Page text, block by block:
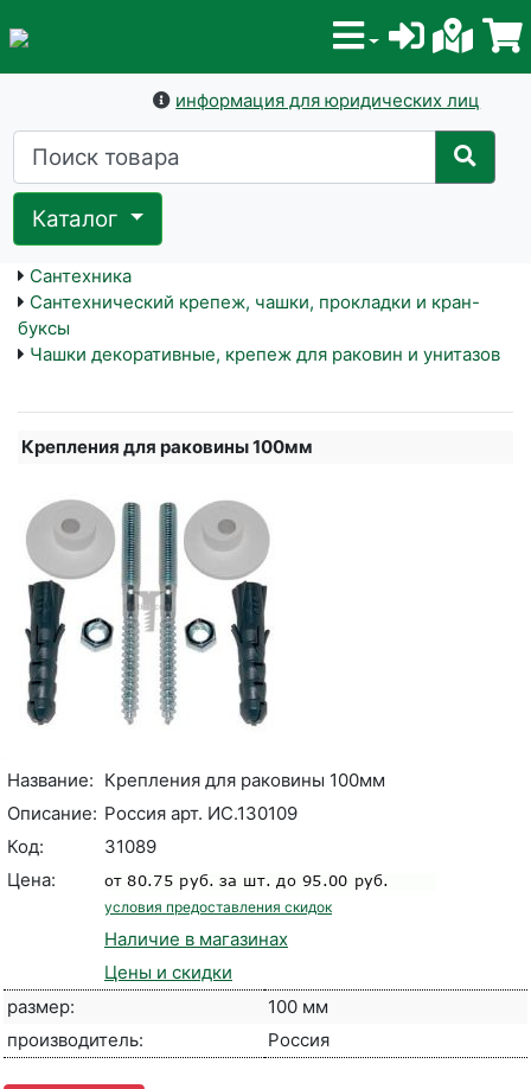
информация для юридических лиц
Каталог
Сантехника
Сантехнический крепеж, чашки, прокладки и кран-
буксы
Чашки декоративные, крепеж для раковин и унитазов
Крепления для раковины 100мм
Название: Крепления для раковины 100мм
Описание: Россия арт. ИС.130109
Код:
31089
Цена:
условия предоставления скидок
Наличие в магазинах
Цены и скидки
размер:
100 мм
производитель:
Россия